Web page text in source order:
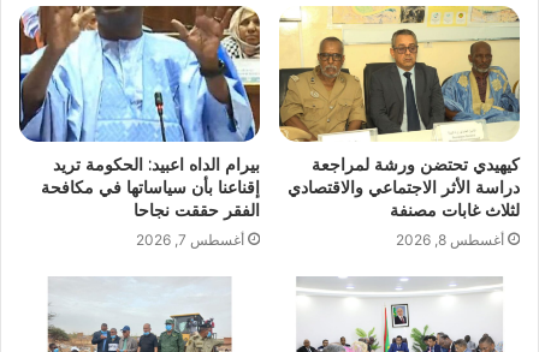
كيهيدي تحتضن ورشة لمراجعة
دراسة الأثر الاجتماعي والاقتصادي
لثلاث غابات مصنفة
أغسطس 8, 2026
بيرام الداه اعبيد: الحكومة تريد
إقناعنا بأن سياساتها في مكافحة
الفقر حققت نجاحا
أغسطس 7, 2026